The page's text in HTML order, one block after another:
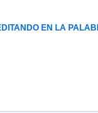
EN LA